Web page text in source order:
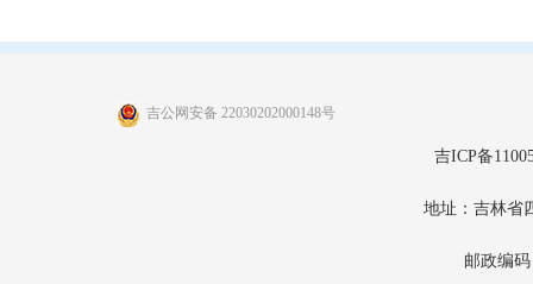
吉公网安备 22030202000148号
吉ICP备
地址：吉林省
邮政编码